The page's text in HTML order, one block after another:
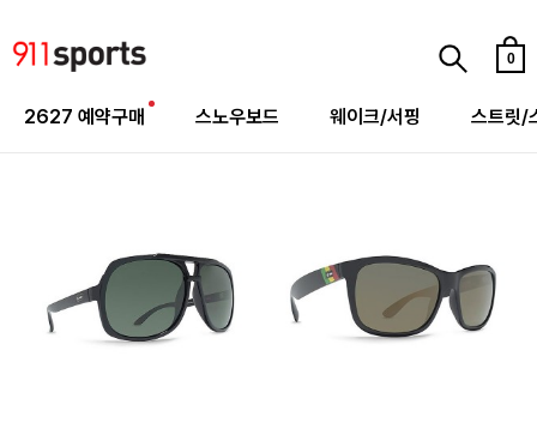
0
2627 예약구매 스노우보드 웨이크/서핑 스트릿/